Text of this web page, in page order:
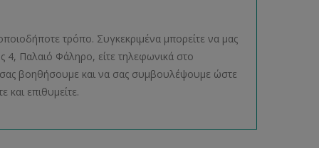
τρόπο. Συγκεκριμένα μπορείτε να μας
4, Παλαιό Φάληρο, είτε τηλεφωνικά στο
σας βοηθήσουμε και να σας συμβουλέψουμε ώστε
και επιθυμείτε.